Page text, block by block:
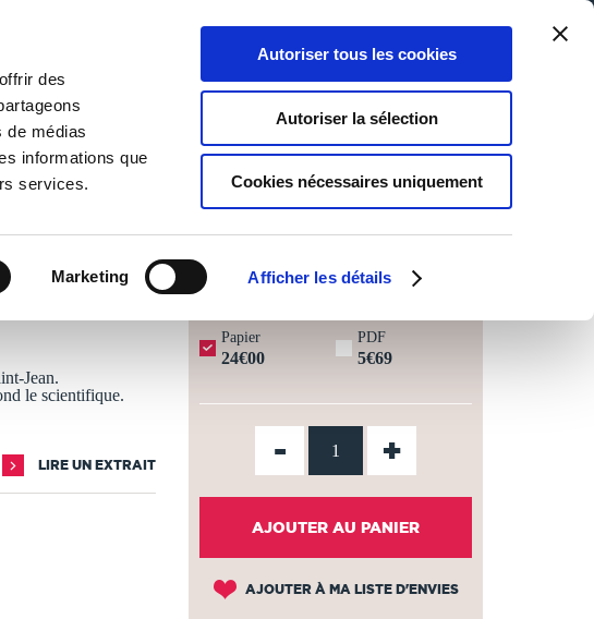
des
de médias
informations que
services.
Marketing Afficher les détails
Autoriser tous les cookies
Autoriser la sélection
Cookies nécessaires uniquement
0
Panier
0
Ma liste
Connexion
: 3 À 5 JOURS OUVRÉS ⏱️
Jean.
le scientifique.
LIRE UN EXTRAIT
Papier
24€00
PDF
5€69
- +
AJOUTER AU PANIER
AJOUTER À MA LISTE D'ENVIES